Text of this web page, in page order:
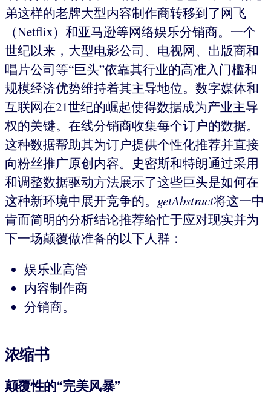
弟这样的老牌大型内容制作商转移到了网飞
（Netflix）和亚马逊等网络娱乐分销商。一个
世纪以来，大型电影公司、电视网、出版商和
唱片公司等“巨头”依靠其行业的高准入门槛和
规模经济优势维持着其主导地位。数字媒体和
互联网在21世纪的崛起使得数据成为产业主导
权的关键。在线分销商收集每个订户的数据。
这种数据帮助其为订户提供个性化推荐并直接
向粉丝推广原创内容。史密斯和特朗通过采用
和调整数据驱动方法展示了这些巨头是如何在
这种新环境中展开竞争的。 getAbstract将这一中
肯而简明的分析结论推荐给忙于应对现实并为
下一场颠覆做准备的以下人群：
娱乐业高管
内容制作商
分销商。
浓缩书
颠覆性的“完美风暴”